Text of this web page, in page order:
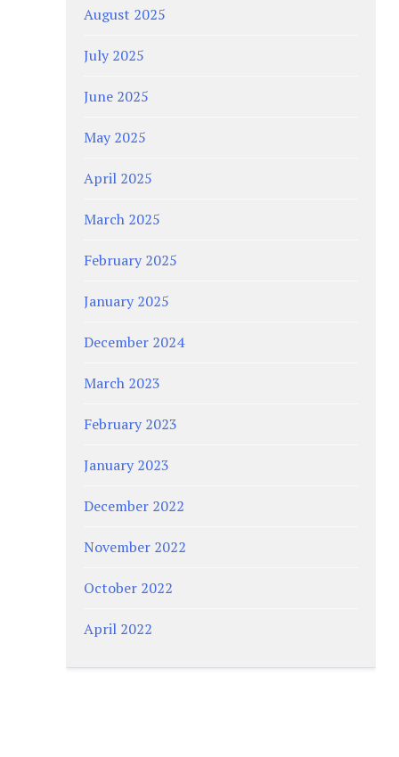
August 2025
July 2025
June 2025
May 2025
April 2025
March 2025
February 2025
January 2025
December 2024
March 2023
February 2023
January 2023
December 2022
November 2022
October 2022
April 2022